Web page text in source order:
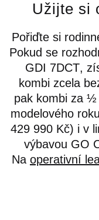
Užijte si
Pořiďte si
Pokud se
GDI 7DCT,
kombi zcela
pak kombi za ½
modelového
429 990 Kč) i v
výbavou GO
Na operativní